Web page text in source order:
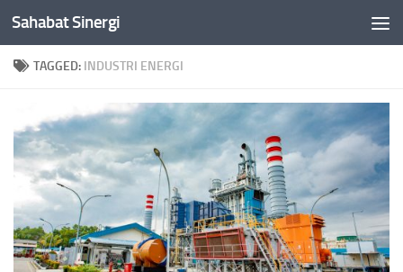
Skip to content
Sahabat Sinergi
TAGGED: INDUSTRI ENERGI